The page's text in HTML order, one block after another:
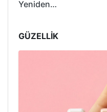
Yeniden…
GÜZELLİK